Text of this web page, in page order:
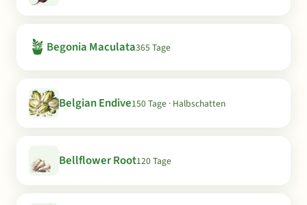
🪴 Begonia Maculata365 Tage
Belgian Endive150 Tage · Halbschatten
Bellflower Root120 Tage